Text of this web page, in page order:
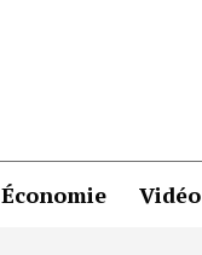
Économie Vidéo